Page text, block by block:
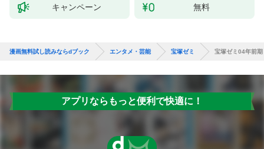
キャンペーン 無料
漫画無料試し読みならdブック エンタメ・芸能 宝塚ゼミ 宝塚ゼミ04年前期
アプリならもっと便利で快適に！